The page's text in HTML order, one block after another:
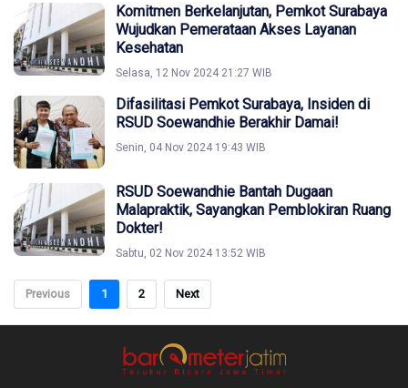
Komitmen Berkelanjutan, Pemkot Surabaya
Wujudkan Pemerataan Akses Layanan
Kesehatan
Selasa, 12 Nov 2024 21:27 WIB
Difasilitasi Pemkot Surabaya, Insiden di
RSUD Soewandhie Berakhir Damai!
Senin, 04 Nov 2024 19:43 WIB
RSUD Soewandhie Bantah Dugaan
Malapraktik, Sayangkan Pemblokiran Ruang
Dokter!
Sabtu, 02 Nov 2024 13:52 WIB
Previous 1 2 Next